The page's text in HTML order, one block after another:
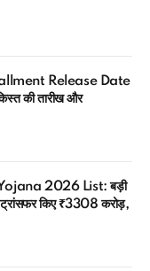
Release Date
की तारीख और
2026 List: बड़ी
ट्रांसफर किए ₹3308 करोड़,